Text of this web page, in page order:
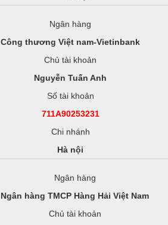
Ngân hàng
Công thương Việt nam-Vietinbank
Chủ tài khoản
Nguyễn Tuấn Anh
Số tài khoản
711A90253231
Chi nhánh
Hà nội
Ngân hàng
Ngân hàng TMCP Hàng Hải Việt Nam
Chủ tài khoản